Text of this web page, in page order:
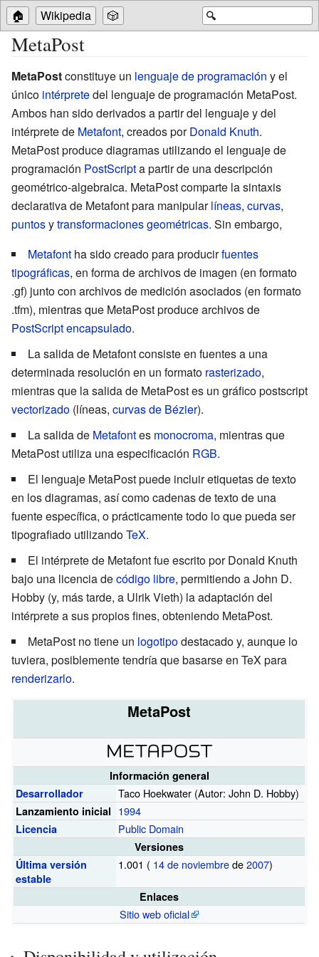
🔍
🏠 Wikipedia 🎲
MetaPost
MetaPostconstituye un lenguaje de programación y el
único intérpretedel lenguaje de programación MetaPost.
Ambos han sido derivados a partir del lenguaje y del
intérprete de Metafont, creados porDonald Knuth.
MetaPost produce diagramas utilizando el lenguaje de
programación PostScripta partir de una descripción
geométrico-algebraica. MetaPost comparte la sintaxis
declarativa de Metafont para manipularlíneas, curvas,
puntosytransformaciones geométricas. Sin embargo,
Metafont ha sido creado para producirfuentes
tipográficas, en forma de archivos de imagen (en formato
.gf) junto con archivos de medición asociados (en formato
.tfm), mientras que MetaPost produce archivos de
PostScript encapsulado.
La salida de Metafont consiste en fuentes a una
determinada resolución en un formato rasterizado,
mientras que la salida de MetaPost es un gráfico postscript
vectorizado (líneas, curvas de Bézier).
La salida de Metafontes monocroma, mientras que
MetaPost utiliza una especificación RGB.
El lenguaje MetaPost puede incluir etiquetas de texto
en los diagramas, así como cadenas de texto de una
fuente específica, o prácticamente todo lo que pueda ser
tipografiado utilizandoTeX.
El intérprete de Metafont fue escrito por Donald Knuth
bajo una licencia decódigo libre, permitiendo aJohn D.
Hobby (y, más tarde, a Ulrik Vieth) la adaptación del
intérprete a sus propios fines, obteniendo MetaPost.
MetaPost no tiene un logotipodestacado y, aunque lo
tuviera, posiblemente tendría que basarse en TeX para
renderizarlo.
MetaPost
Información general
Desarrollador
Taco Hoekwater (Autor: John D. Hobby)
Lanzamiento inicial 1994
Licencia Public Domain
Versiones
Última versión
estable
1.001 ( 14 de noviembrede2007)
Enlaces
Sitio web oficial